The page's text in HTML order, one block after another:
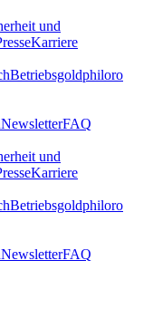
und
Karriere
Betriebsgoldphiloro
NewsletterFAQ
und
Karriere
Betriebsgoldphiloro
NewsletterFAQ